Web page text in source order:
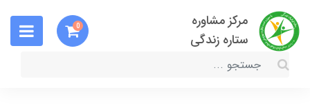
مرکز مشاوره
ستاره زندگی
0